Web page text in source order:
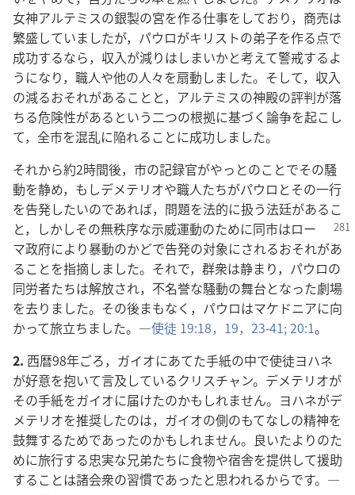
女神アルテミスの銀製の宮を作る仕事をしており，商売は
繁盛していましたが，パウロがキリストの弟子を作る点で
成功するなら，収入が減りはしまいかと考えて警戒するよ
うになり，職人や他の人々を扇動しました。そして，収入
の減るおそれがあることと，アルテミスの神殿の評判が落
ちる危険性があるという二つの根拠に基づく論争を起こし
て，全市を混乱に陥れることに成功しました。
それから約2時間後，市の記録官がやっとのことでその騒
動を静め，もしデメテリオや職人たちがパウロとその一行
を告発したいのであれば，問題を法的に扱う法廷があるこ
と，しかしその無秩序な示威運動のために同市はロー
マ政府により暴動のかどで告発の対象にされるおそれがあ
ることを指摘しました。それで，群衆は静まり，パウロの
同労者たちは解放され，不名誉な騒動の舞台となった劇場
を去りました。その後まもなく，パウロはマケドニアに向
かって旅立ちました。―使徒 19:18，19， 23-41;20:1。
2. 西暦98年ごろ，ガイオにあてた手紙の中で使徒ヨハネ
が好意を抱いて言及しているクリスチャン。デメテリオが
その手紙をガイオに届けたのかもしれません。ヨハネがデ
メテリオを推奨したのは，ガイオの側のもてなしの精神を
鼓舞するためであったのかもしれません。良いたよりのた
めに旅行する忠実な兄弟たちに食物や宿舎を提供して援助
することは諸会衆の習慣であったと思われるからです。―